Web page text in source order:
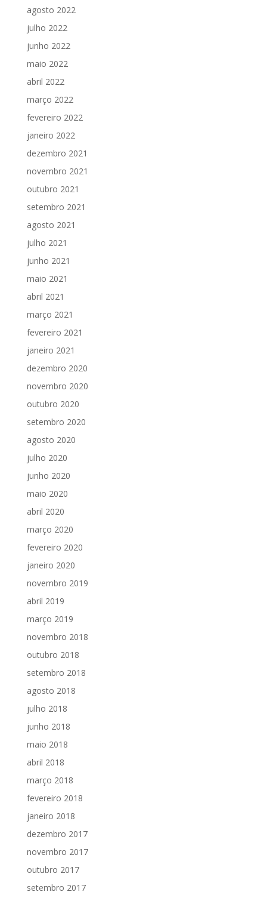
agosto 2022
julho 2022
junho 2022
maio 2022
abril 2022
março 2022
fevereiro 2022
janeiro 2022
dezembro 2021
novembro 2021
outubro 2021
setembro 2021
agosto 2021
julho 2021
junho 2021
maio 2021
abril 2021
março 2021
fevereiro 2021
janeiro 2021
dezembro 2020
novembro 2020
outubro 2020
setembro 2020
agosto 2020
julho 2020
junho 2020
maio 2020
abril 2020
março 2020
fevereiro 2020
janeiro 2020
novembro 2019
abril 2019
março 2019
novembro 2018
outubro 2018
setembro 2018
agosto 2018
julho 2018
junho 2018
maio 2018
abril 2018
março 2018
fevereiro 2018
janeiro 2018
dezembro 2017
novembro 2017
outubro 2017
setembro 2017